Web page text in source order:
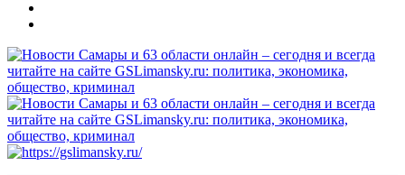
Меню